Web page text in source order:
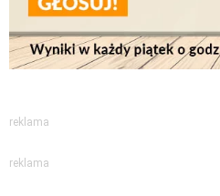
reklama
reklama